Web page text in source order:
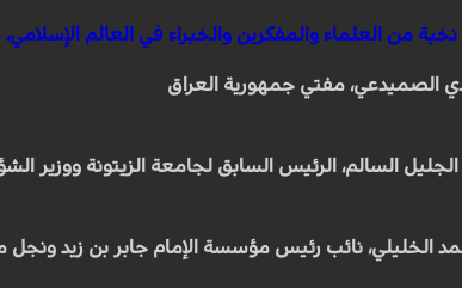
من العلماء والمفكرين والخبراء في العالم
الصميدعي، مفتي جمهورية العراق
الجليل السالم، الرئيس السابق لجامعة الزيتونة ووزير
الخليلي، نائب رئيس مؤسسة الإمام جابر بن زيد